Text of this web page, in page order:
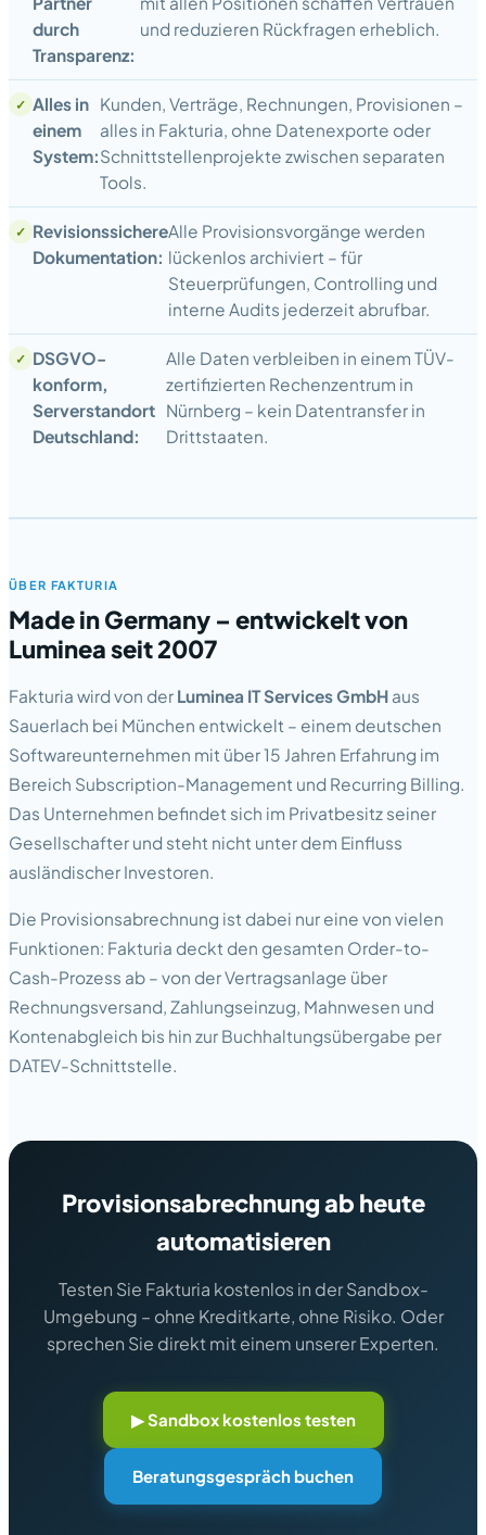
durch
Transparenz:
und reduzieren Rückfragen erheblich.
Alles in
einem
System:
Kunden, Verträge, Rechnungen, Provisionen –
alles in Fakturia, ohne Datenexporte oder
Schnittstellenprojekte zwischen separaten
Tools.
Revisionssichere
Dokumentation:
Alle Provisionsvorgänge werden
lückenlos archiviert – für
Steuerprüfungen, Controlling und
interne Audits jederzeit abrufbar.
DSGVO-
konform,
Serverstandort
Deutschland:
Alle Daten verbleiben in einem TÜV-
zertifizierten Rechenzentrum in
Nürnberg – kein Datentransfer in
Drittstaaten.
ÜBER FAKTURIA
Made in Germany – entwickelt von
Luminea seit 2007
Fakturia wird von der Luminea IT Services GmbH aus
Sauerlach bei München entwickelt – einem deutschen
Softwareunternehmen mit über 15 Jahren Erfahrung im
Bereich Subscription-Management und Recurring Billing.
Das Unternehmen befindet sich im Privatbesitz seiner
Gesellschafter und steht nicht unter dem Einfluss
ausländischer Investoren.
Die Provisionsabrechnung ist dabei nur eine von vielen
Funktionen: Fakturia deckt den gesamten Order-to-
Cash-Prozess ab – von der Vertragsanlage über
Rechnungsversand, Zahlungseinzug, Mahnwesen und
Kontenabgleich bis hin zur Buchhaltungsübergabe per
DATEV-Schnittstelle.
Provisionsabrechnung ab heute
automatisieren
Testen Sie Fakturia kostenlos in der Sandbox-
Umgebung – ohne Kreditkarte, ohne Risiko. Oder
sprechen Sie direkt mit einem unserer Experten.
▶ Sandbox kostenlos testen
Beratungsgespräch buchen